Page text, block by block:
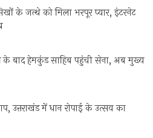
के जत्थे को मिला भरपूर प्यार, इंटरनेट
बाद हेमकुंड साहिब पहुंची सेना, अब मुख्य
उत्तराखंड में धान रोपाई के उत्सव का